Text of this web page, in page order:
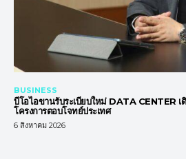
BUSINESS
บีโอไอขานรับระเบียบใหม่ DATA CENTER
โครงการตอบโจทย์ประเทศ
6 สิงหาคม 2026